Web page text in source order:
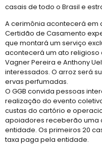
casais de todo o Brasil e
A cerimônia acontecerá em
Certidão de Casamento
que montará um serviço
acontecerá um ato
Vagner Pereira e Anthony
interessados. O arroz será
ervas perfumadas.
O GGB convida pessoas
realização do evento
custas do cartório e
apoiadores receberão uma
entidade. Os primeiros 20
taxa paga pela entidade.